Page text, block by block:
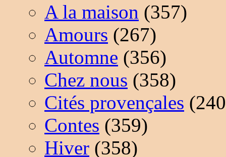
A la maison (357)
Amours (267)
Automne (356)
Chez nous (358)
Cités provençales
Contes (359)
Hiver (358)